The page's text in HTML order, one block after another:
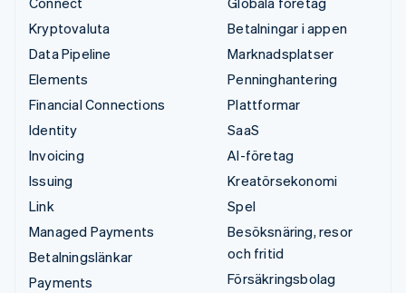
Kryptovaluta
Data Pipeline
Elements
Financial Connections
Identity
Invoicing
Issuing
Link
Managed Payments
Betalningslänkar
Payments
Betalningar i appen
Marknadsplatser
Penninghantering
Plattformar
SaaS
AI-företag
Kreatörsekonomi
Spel
Besöksnäring, resor
och fritid
Försäkringsbolag